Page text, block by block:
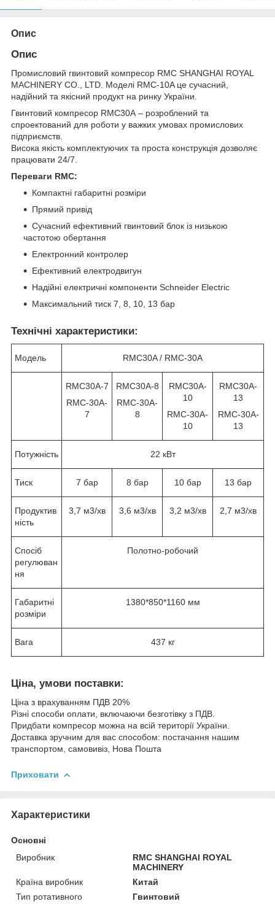
Опис
Опис
Промисловий гвинтовий компресор RMC SHANGHAI ROYAL
MACHINERY CO., LTD. Моделі RMC-10A це сучасний,
надійний та якісний продукт на ринку України.
Гвинтовий компресор RMC30А – розроблений та
спроектований для роботи у важких умовах промислових
підприємств.
Висока якість комплектуючих та проста конструкція дозволяє
працювати 24/7.
Переваги RMC:
Компактні габаритні розміри
Прямий привід
Сучасний ефективний гвинтовий блок із низькою
частотою обертання
Електронний контролер
Ефективний електродвигун
Надійні електричні компоненти Schneider Electric
Максимальний тиск 7, 8, 10, 13 бар
Технічні характеристики:
Модель RMC30A / RMC-30A
RMC30A-7
RMC-30A-
7
RMC30A-8
RMC-30A-
8
RMC30A-
10
RMC-30A-
10
RMC30A-
13
RMC-30A-
13
Потужність 22 кВт
Тиск 7 бар 8 бар 10 бар 13 бар
Продуктив
ність
3,7 м3/хв 3,6 м3/хв 3,2 м3/хв 2,7 м3/хв
Спосіб
регулюван
ня
Полотно-робочий
Габаритні
розміри
1380*850*1160 мм
Вага 437 кг
Ціна, умови поставки:
Ціна з врахуванням ПДВ 20%
Різні способи оплати, включаючи безготівку з ПДВ.
Придбати компресор можна на всій території України.
Доставка зручним для вас способом: постачання нашим
транспортом, самовивіз, Нова Пошта
Приховати
Характеристики
Основні
Виробник
RMC SHANGHAI ROYAL
MACHINERY
Країна виробник
Китай
Тип ротативного
Гвинтовий